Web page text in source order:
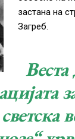
застана на
Загреб.